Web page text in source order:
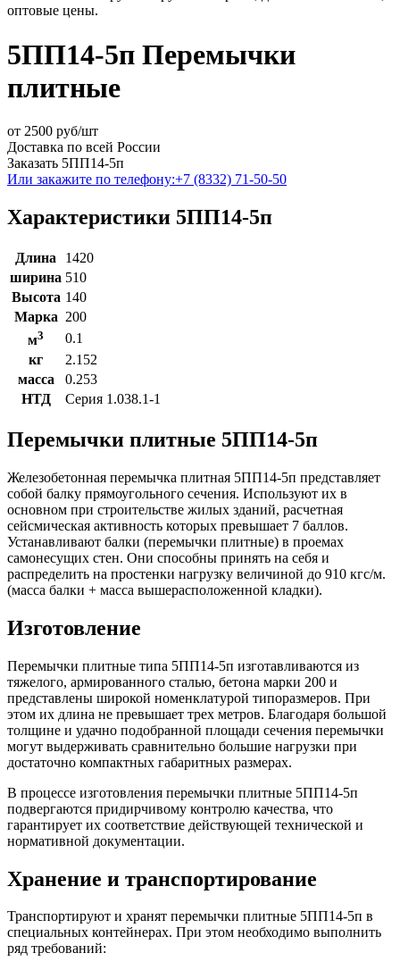
оптовые цены.
5ПП14-5п Перемычки
плитные
от 2500 руб/шт
Доставка по всей России
Заказать 5ПП14-5п
Или закажите по телефону:+7 (8332) 71-50-50
Характеристики 5ПП14-5п
Длина
1420
ширина 510
Высота 140
Марка 200
м3
0.1
кг
2.152
масса
0.253
НТД
Серия 1.038.1-1
Перемычки плитные 5ПП14-5п
Железобетонная перемычка плитная 5ПП14-5п представляет
собой балку прямоугольного сечения. Используют их в
основном при строительстве жилых зданий, расчетная
сейсмическая активность которых превышает 7 баллов.
Устанавливают балки (перемычки плитные) в проемах
самонесущих стен. Они способны принять на себя и
распределить на простенки нагрузку величиной до 910 кгс/м.
(масса балки + масса вышерасположенной кладки).
Изготовление
Перемычки плитные типа 5ПП14-5п изготавливаются из
тяжелого, армированного сталью, бетона марки 200 и
представлены широкой номенклатурой типоразмеров. При
этом их длина не превышает трех метров. Благодаря большой
толщине и удачно подобранной площади сечения перемычки
могут выдерживать сравнительно большие нагрузки при
достаточно компактных габаритных размерах.
В процессе изготовления перемычки плитные 5ПП14-5п
подвергаются придирчивому контролю качества, что
гарантирует их соответствие действующей технической и
нормативной документации.
Хранение и транспортирование
Транспортируют и хранят перемычки плитные 5ПП14-5п в
специальных контейнерах. При этом необходимо выполнить
ряд требований: